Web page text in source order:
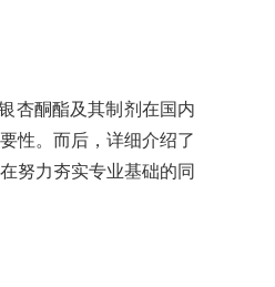
杏酮酯及其制剂在国内
性。而后，详细介绍了
努力夯实专业基础的同